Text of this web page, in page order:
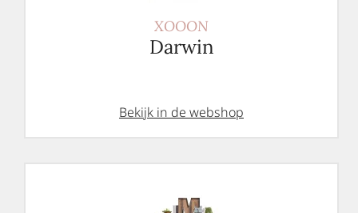
XOOON
Darwin
Bekijk in de webshop